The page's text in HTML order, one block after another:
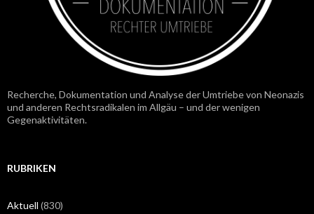
Recherche, Dokumentation und Analyse der Umtriebe von Neonazis
und anderen Rechtsradikalen im Allgäu – und der wenigen
Gegenaktivitäten.
RUBRIKEN
Aktuell (830)